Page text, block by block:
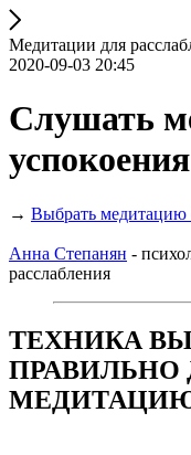
Медитации для
2020-09-03 20:45
Слушать
успокоения
→ Выбрать медитацию
Анна Степанян -
расслабления
ТЕХНИКА
ПРАВИЛЬНО